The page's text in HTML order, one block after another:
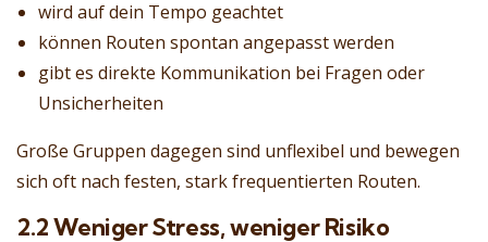
wird auf dein Tempo geachtet
können Routen spontan angepasst werden
gibt es direkte Kommunikation bei Fragen oder
Unsicherheiten
Große Gruppen dagegen sind unflexibel und bewegen
sich oft nach festen, stark frequentierten Routen.
2.2 Weniger Stress, weniger Risiko